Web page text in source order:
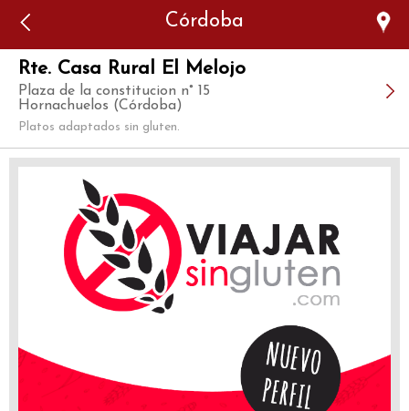
Córdoba
Rte. Casa Rural El Melojo
Plaza de la constitucion n° 15
Hornachuelos (Córdoba)
Platos adaptados sin gluten.
Error: The domain WWW.VIAJARSINGLUTEN.COM is not
authorized to show the cookie declaration for domain group
ID 546ddaab-b478-4440-aa8a-3b0205284212. Please add it to
the domain group in the Cookiebot Manager to authorize
the domain.